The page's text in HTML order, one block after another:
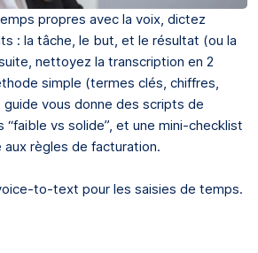
propres avec la voix, dictez
: la tâche, le but, et le résultat (ou la
nettoyez la transcription en 2
simple (termes clés, chiffres,
vous donne des scripts de
vs solide”, et une mini-checklist
règles de facturation.
to-text pour les saisies de temps.